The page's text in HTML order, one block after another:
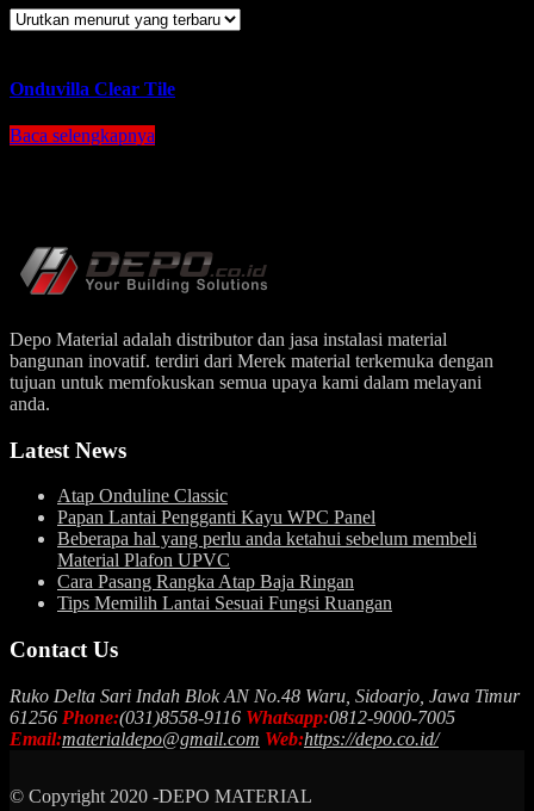
Onduvilla Clear Tile
Baca selengkapnya
Depo Material adalah distributor dan jasa instalasi material
bangunan inovatif. terdiri dari Merek material terkemuka dengan
tujuan untuk memfokuskan semua upaya kami dalam melayani
anda.
Latest News
Atap Onduline Classic
Papan Lantai Pengganti Kayu WPC Panel
Beberapa hal yang perlu anda ketahui sebelum membeli
Material Plafon UPVC
Cara Pasang Rangka Atap Baja Ringan
Tips Memilih Lantai Sesuai Fungsi Ruangan
Contact Us
Ruko Delta Sari Indah Blok AN No.48 Waru, Sidoarjo, Jawa Timur
61256 Phone:(031)8558-9116 Whatsapp:0812-9000-7005
Email:materialdepo@gmail.com Web:https://depo.co.id/
© Copyright 2020 -DEPO MATERIAL